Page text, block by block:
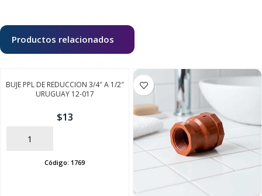
Productos relacionados
BUJE PPL DE REDUCCION 3/4″ A 1/2″
URUGUAY 12-017
$13
AÑADIR
Código: 1769